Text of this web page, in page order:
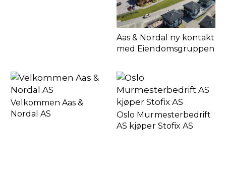
Aas & Nordal ny kontakt
med Eiendomsgruppen
Velkommen Aas &
Nordal AS
Oslo Murmesterbedrift
AS kjøper Stofix AS